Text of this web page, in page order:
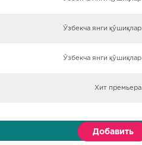
Ўзбекча янги қўшиқлар
Ўзбекча янги қўшиқлар
Хит премьера
Добавить